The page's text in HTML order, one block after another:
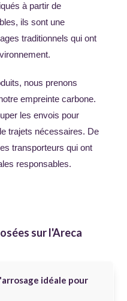
à partir de
ils sont une
traditionnels qui ont
nous prenons
empreinte carbone.
les envois pour
trajets nécessaires. De
transporteurs qui ont
responsables.
sur l'Areca
idéale pour